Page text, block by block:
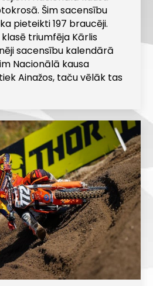
Šim sacensību
pieteikti 197 braucēji.
klasē triumfēja Kārlis
sacensību kalendārā
Nacionālā kausa
Ainažos, taču vēlāk tas